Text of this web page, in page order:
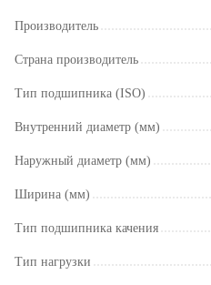
Производитель
Страна производитель
Тип подшипника (ISO)
Внутренний диаметр (мм)
Наружный диаметр (мм)
Ширина (мм)
Тип подшипника качения
Тип нагрузки